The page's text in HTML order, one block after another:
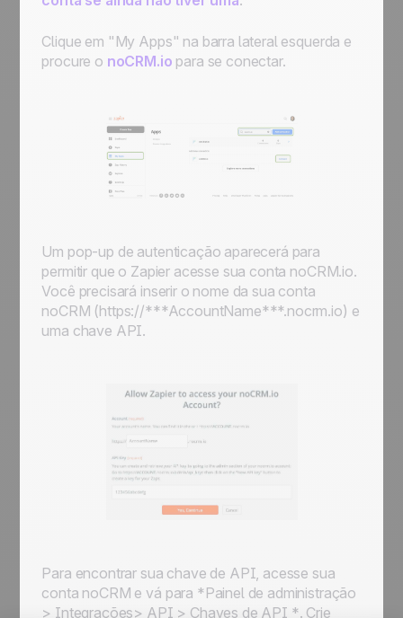
Clique em "My Apps" na barra lateral esquerda e
procure o noCRM.io para se conectar.
Um pop-up de autenticação aparecerá para
permitir que o Zapier acesse sua conta noCRM.io.
Você precisará inserir o nome da sua conta
noCRM (https://***AccountName***.nocrm.io) e
uma chave API.
Para encontrar sua chave de API, acesse sua
conta noCRM e vá para * Painel de administração
> Integrações> API > Chaves de API *. Crie